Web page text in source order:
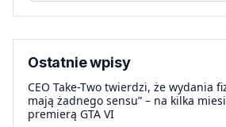
Ostatnie wpisy
CEO Take-Two twierdzi, że wydania
mają żadnego sensu” – na kilka
premierą GTA VI